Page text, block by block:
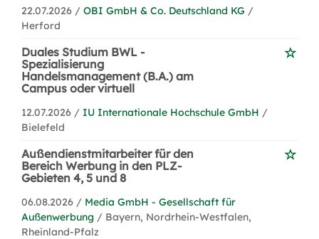
22.07.2026 / OBI GmbH & Co. Deutschland KG /
Herford
Duales Studium BWL -
Spezialisierung
Handelsmanagement (B.A.) am
Campus oder virtuell
12.07.2026 / IU Internationale Hochschule GmbH /
Bielefeld
Außendienstmitarbeiter für den
Bereich Werbung in den PLZ-
Gebieten 4, 5 und 8
06.08.2026 / Media GmbH - Gesellschaft für
Außenwerbung / Bayern, Nordrhein-Westfalen,
Rheinland-Pfalz